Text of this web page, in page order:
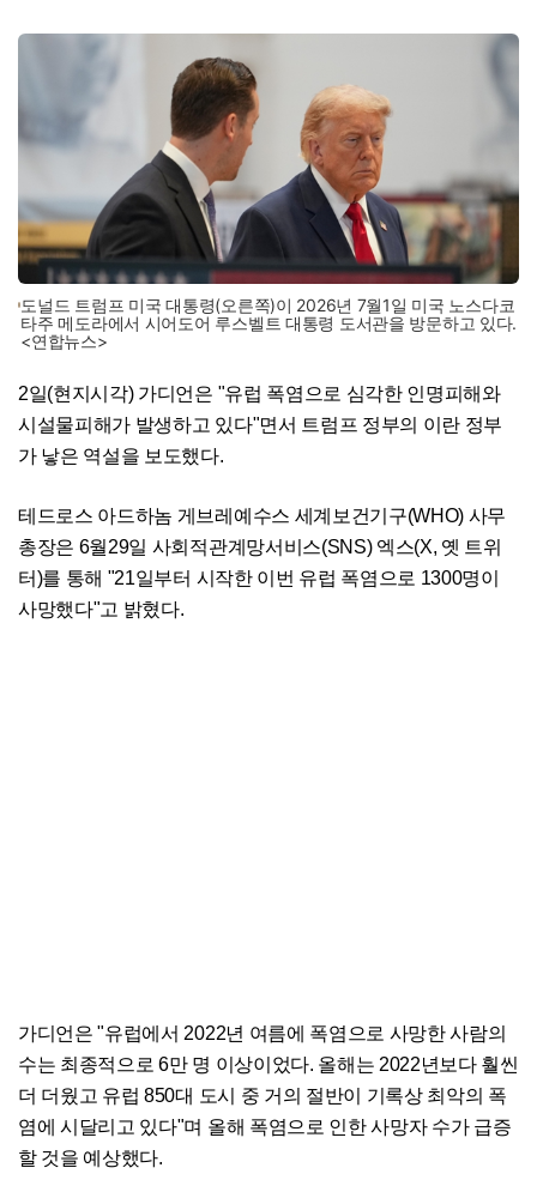
도널드 트럼프 미국 대통령(오른쪽)이 2026년 7월1일 미국 노스다코
타주 메도라에서 시어도어 루스벨트 대통령 도서관을 방문하고 있다.
<연합뉴스>
2일(현지시각) 가디언은 "유럽 폭염으로 심각한 인명피해와
시설물피해가 발생하고 있다"면서 트럼프 정부의 이란 정부
가 낳은 역설을 보도했다.
테드로스 아드하놈 게브레예수스 세계보건기구(WHO) 사무
총장은 6월29일 사회적관계망서비스(SNS) 엑스(X, 옛 트위
터)를 통해 "21일부터 시작한 이번 유럽 폭염으로 1300명이
사망했다"고 밝혔다.
가디언은 "유럽에서 2022년 여름에 폭염으로 사망한 사람의
수는 최종적으로 6만 명 이상이었다. 올해는 2022년보다 훨씬
더 더웠고 유럽 850대 도시 중 거의 절반이 기록상 최악의 폭
염에 시달리고 있다"며 올해 폭염으로 인한 사망자 수가 급증
할 것을 예상했다.